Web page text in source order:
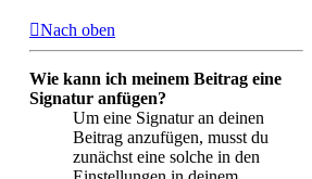
Nach oben
Wie kann ich meinem Beitrag eine
Signatur anfügen?
Um eine Signatur an deinen
Beitrag anzufügen, musst du
zunächst eine solche in den